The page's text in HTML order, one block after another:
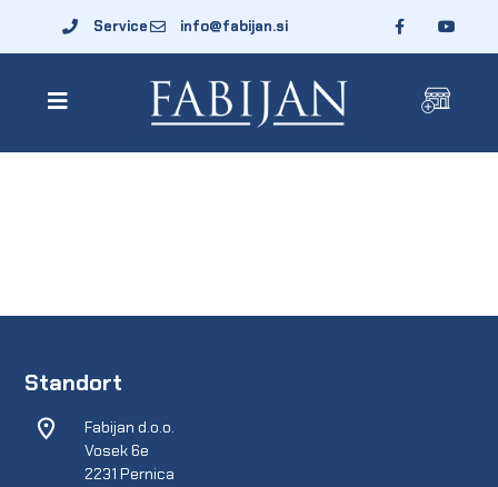
Service info@fabijan.si
Standort
Fabijan d.o.o.
Vosek 6e
2231 Pernica